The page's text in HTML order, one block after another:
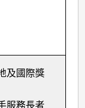
及國際獎
服務長者